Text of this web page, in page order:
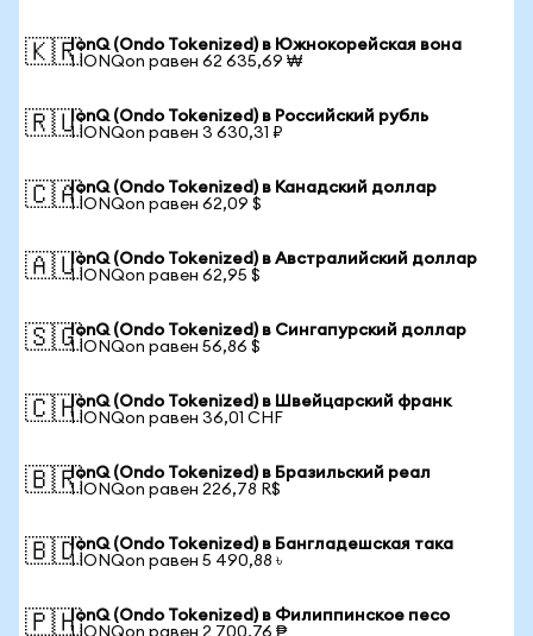
🇰🇷IonQ (Ondo Tokenized) в Южнокорейская вона
1 IONQon равен 62 635,69 ₩
🇷🇺IonQ (Ondo Tokenized) в Российский рубль
1 IONQon равен 3 630,31 ₽
🇨🇦IonQ (Ondo Tokenized) в Канадский доллар
1 IONQon равен 62,09 $
🇦🇺IonQ (Ondo Tokenized) в Австралийский доллар
1 IONQon равен 62,95 $
🇸🇬IonQ (Ondo Tokenized) в Сингапурский доллар
1 IONQon равен 56,86 $
🇨🇭IonQ (Ondo Tokenized) в Швейцарский франк
1 IONQon равен 36,01 CHF
🇧🇷IonQ (Ondo Tokenized) в Бразильский реал
1 IONQon равен 226,78 R$
🇧🇩IonQ (Ondo Tokenized) в Бангладешская така
1 IONQon равен 5 490,88 ৳
🇵🇭IonQ (Ondo Tokenized) в Филиппинское песо
1 IONQon равен 2 700,76 ₱